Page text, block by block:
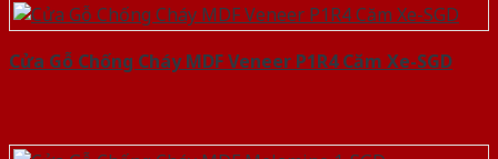
Cửa Gỗ Chống Cháy MDF Veneer P1R4 Căm Xe-SGD